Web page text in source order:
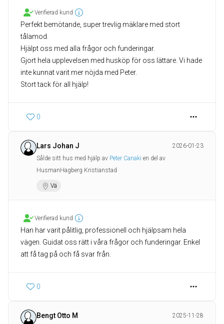
Verifierad kund
Perfekt bemötande, super trevlig mäklare med stort
tålamod.
Hjälpt oss med alla frågor och funderingar.
Gjort hela upplevelsen med husköp för oss lättare. Vi hade
inte kunnat varit mer nöjda med Peter.
0
Lars Johan J
2026-01-23
Sålde sitt hus med hjälp av Peter Canaki en del av
HusmanHagberg Kristianstad
Vä
Verifierad kund
Han har varit pålitlig, professionell och hjälpsam hela
vägen. Guidat oss rätt i våra frågor och funderingar. Enkel
att få tag på och få svar från.
0
Bengt Otto M
2025-11-28